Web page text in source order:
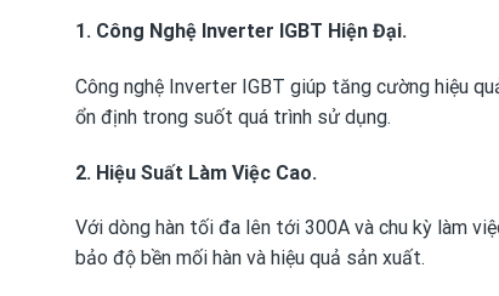
1. Công Nghệ Inverter IGBT Hiện Đại.
Công nghệ Inverter IGBT giúp tăng cường hiệu
ổn định trong suốt quá trình sử dụng.
2. Hiệu Suất Làm Việc Cao.
Với dòng hàn tối đa lên tới 300A và chu kỳ làm
bảo độ bền mối hàn và hiệu quả sản xuất.